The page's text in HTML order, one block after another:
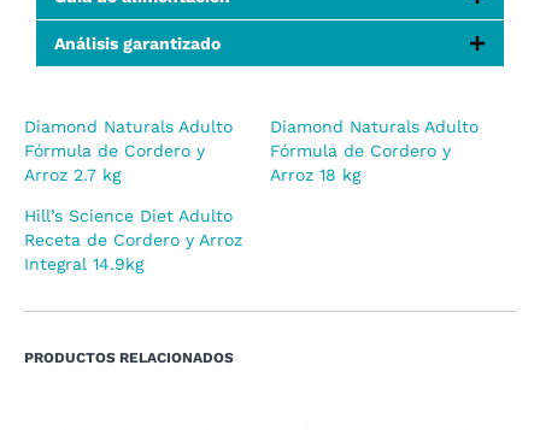
Análisis garantizado
Diamond Naturals Adulto
Fórmula de Cordero y
Arroz 2.7 kg
Diamond Naturals Adulto
Fórmula de Cordero y
Arroz 18 kg
Hill’s Science Diet Adulto
Receta de Cordero y Arroz
Integral 14.9kg
PRODUCTOS RELACIONADOS